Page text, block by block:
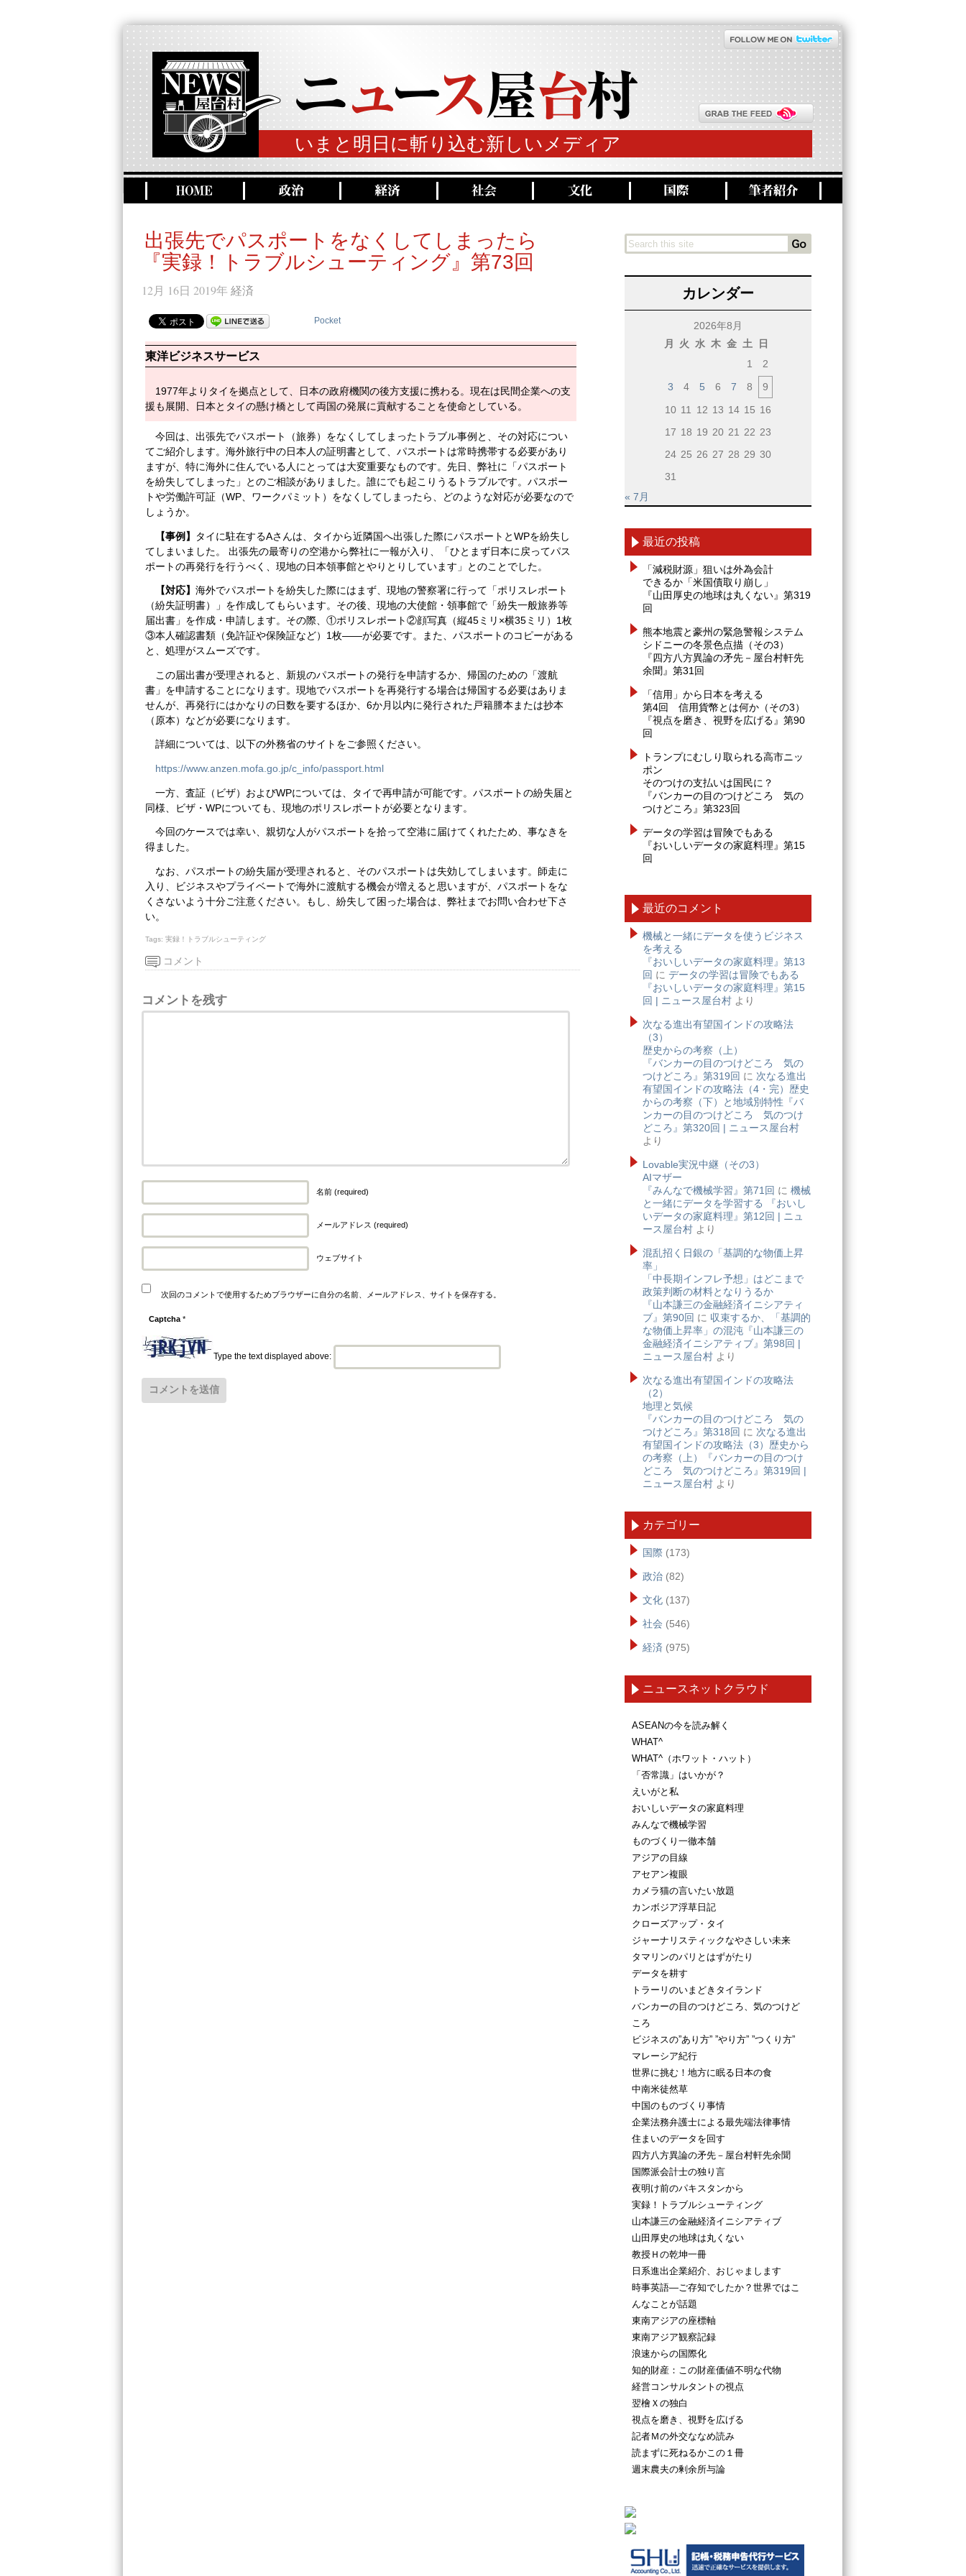
いまと明日に斬り込む新しいメディア
出張先でパスポートをなくしてしまったら
『実録！トラブルシューティング』第73回
12月 16日 2019年 経済
Pocket
東洋ビジネスサービス
1977年よりタイを拠点として、日本の政府機関の後方支援に携わる。現在は民間企業への支
援も展開、日本とタイの懸け橋として両国の発展に貢献することを使命としている。
今回は、出張先でパスポート（旅券）をなくしてしまったトラブル事例と、その対応につい
てご紹介します。海外旅行中の日本人の証明書として、パスポートは常時携帯する必要があり
ますが、特に海外に住んでいる人にとっては大変重要なものです。先日、弊社に「パスポート
を紛失してしまった」とのご相談がありました。誰にでも起こりうるトラブルです。パスポー
トや労働許可証（WP、ワークパミット）をなくしてしまったら、どのような対応が必要なので
しょうか。
【事例】
タイに駐在するAさんは、タイから近隣国へ出張した際にパスポートとWPを紛失し
てしまいました。 出張先の最寄りの空港から弊社に一報が入り、「ひとまず日本に戻ってパス
ポートの再発行を行うべく、現地の日本領事館とやりとりしています」とのことでした。
【対応】 海外でパスポートを紛失した際にはまず、現地の警察署に行って「ポリスレポート
（紛失証明書）」を作成してもらいます。その後、現地の大使館・領事館で「紛失一般旅券等
届出書」を作成・申請します。その際、①ポリスレポート②顔写真（縦45ミリ×横35ミリ）1枚
③本人確認書類（免許証や保険証など）1枚――が必要です。また、パスポートのコピーがある
と、処理がスムーズです。
この届出書が受理されると、新規のパスポートの発行を申請するか、帰国のための「渡航
書」を申請することになります。現地でパスポートを再発行する場合は帰国する必要はありま
せんが、再発行にはかなりの日数を要するほか、6か月以内に発行された戸籍謄本または抄本
（原本）などが必要になります。
詳細については、以下の外務省のサイトをご参照ください。
https://www.anzen.mofa.go.jp/c_info/passport.html
一方、査証（ビザ）およびWPについては、タイで再申請が可能です。パスポートの紛失届と
同様、ビザ・WPについても、現地のポリスレポートが必要となります。
今回のケースでは幸い、親切な人がパスポートを拾って空港に届けてくれたため、事なきを
得ました。
なお、パスポートの紛失届が受理されると、そのパスポートは失効してしまいます。師走に
入り、ビジネスやプライベートで海外に渡航する機会が増えると思いますが、パスポートをな
くさないよう十分ご注意ください。もし、紛失して困った場合は、弊社までお問い合わせ下さ
い。
Tags: 実録！トラブルシューティング
コメント
コメントを残す
名前 (required)
メールアドレス (required)
ウェブサイト
次回のコメントで使用するためブラウザーに自分の名前、メールアドレス、サイトを保存する。
Captcha *
Type the text displayed above:
カレンダー
2026年8月
月
火 水 木 金 土
日
1
2
3
4 5 6 7 8
9
10 11 12 13 14 15 16
17 18 19 20 21 22 23
24 25 26 27 28 29 30
31
« 7月
最近の投稿
「減税財源」狙いは外為会計
できるか「米国債取り崩し」
『山田厚史の地球は丸くない』第319
回
熊本地震と豪州の緊急警報システム
シドニーの冬景色点描（その3）
『四方八方異論の矛先－屋台村軒先
余聞』第31回
「信用」から日本を考える
第4回 信用貨幣とは何か（その3）
『視点を磨き、視野を広げる』第90
回
トランプにむしり取られる高市ニッ
ポン
そのつけの支払いは国民に？
『バンカーの目のつけどころ 気の
つけどころ』第323回
データの学習は冒険でもある
『おいしいデータの家庭料理』第15
回
最近のコメント
機械と一緒にデータを使うビジネス
を考える
『おいしいデータの家庭料理』第13
回 に データの学習は冒険でもある
『おいしいデータの家庭料理』第15
回 | ニュース屋台村 より
次なる進出有望国インドの攻略法
（3）
歴史からの考察（上）
『バンカーの目のつけどころ 気の
つけどころ』第319回 に 次なる進出
有望国インドの攻略法（4・完）歴史
からの考察（下）と地域別特性『バ
ンカーの目のつけどころ 気のつけ
どころ』第320回 | ニュース屋台村
より
Lovable実況中継（その3）
AIマザー
『みんなで機械学習』第71回 に 機械
と一緒にデータを学習する 『おいし
いデータの家庭料理』第12回 | ニュ
ース屋台村 より
混乱招く日銀の「基調的な物価上昇
率」
「中長期インフレ予想」はどこまで
政策判断の材料となりうるか
『山本謙三の金融経済イニシアティ
ブ』第90回 に 収束するか、「基調的
な物価上昇率」の混沌『山本謙三の
金融経済イニシアティブ』第98回 |
ニュース屋台村 より
次なる進出有望国インドの攻略法
（2）
地理と気候
『バンカーの目のつけどころ 気の
つけどころ』第318回 に 次なる進出
有望国インドの攻略法（3）歴史から
の考察（上）『バンカーの目のつけ
どころ 気のつけどころ』第319回 |
ニュース屋台村 より
カテゴリー
国際 (173)
政治 (82)
文化 (137)
社会 (546)
経済 (975)
ニュースネットクラウド
ASEANの今を読み解く
WHAT^
WHAT^（ホワット・ハット）
「否常識」はいかが？
えいがと私
おいしいデータの家庭料理
みんなで機械学習
ものづくり一徹本舗
アジアの目線
アセアン複眼
カメラ猫の言いたい放題
カンボジア浮草日記
クローズアップ・タイ
ジャーナリスティックなやさしい未来
タマリンのパリとはずがたり
データを耕す
トラーリのいまどきタイランド
バンカーの目のつけどころ、気のつけど
ころ
ビジネスの”あり方” ”やり方” ”つくり方”
マレーシア紀行
世界に挑む！地方に眠る日本の食
中南米徒然草
中国のものづくり事情
企業法務弁護士による最先端法律事情
住まいのデータを回す
四方八方異論の矛先－屋台村軒先余聞
国際派会計士の独り言
夜明け前のパキスタンから
実録！トラブルシューティング
山本謙三の金融経済イニシアティブ
山田厚史の地球は丸くない
教授Ｈの乾坤一冊
日系進出企業紹介、おじゃまします
時事英語―ご存知でしたか？世界ではこ
んなことが話題
東南アジアの座標軸
東南アジア観察記録
浪速からの国際化
知的財産：この財産価値不明な代物
経営コンサルタントの視点
翌檜Ｘの独白
視点を磨き、視野を広げる
記者Ｍの外交ななめ読み
読まずに死ねるかこの１冊
週末農夫の剰余所与論